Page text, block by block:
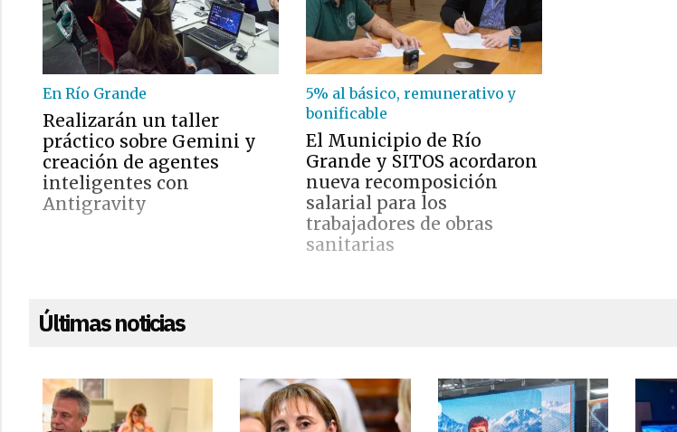
En Río Grande
Realizarán un taller
práctico sobre Gemini y
creación de agentes
inteligentes con
Antigravity
5% al básico, remunerativo y
bonificable
El Municipio de Río
Grande y SITOS acordaron
nueva recomposición
salarial para los
trabajadores de obras
sanitarias
Últimas noticias